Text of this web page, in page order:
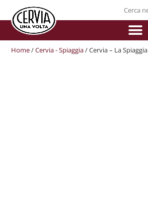
Home/Cervia - Spiaggia/ Cervia – La Spiaggia